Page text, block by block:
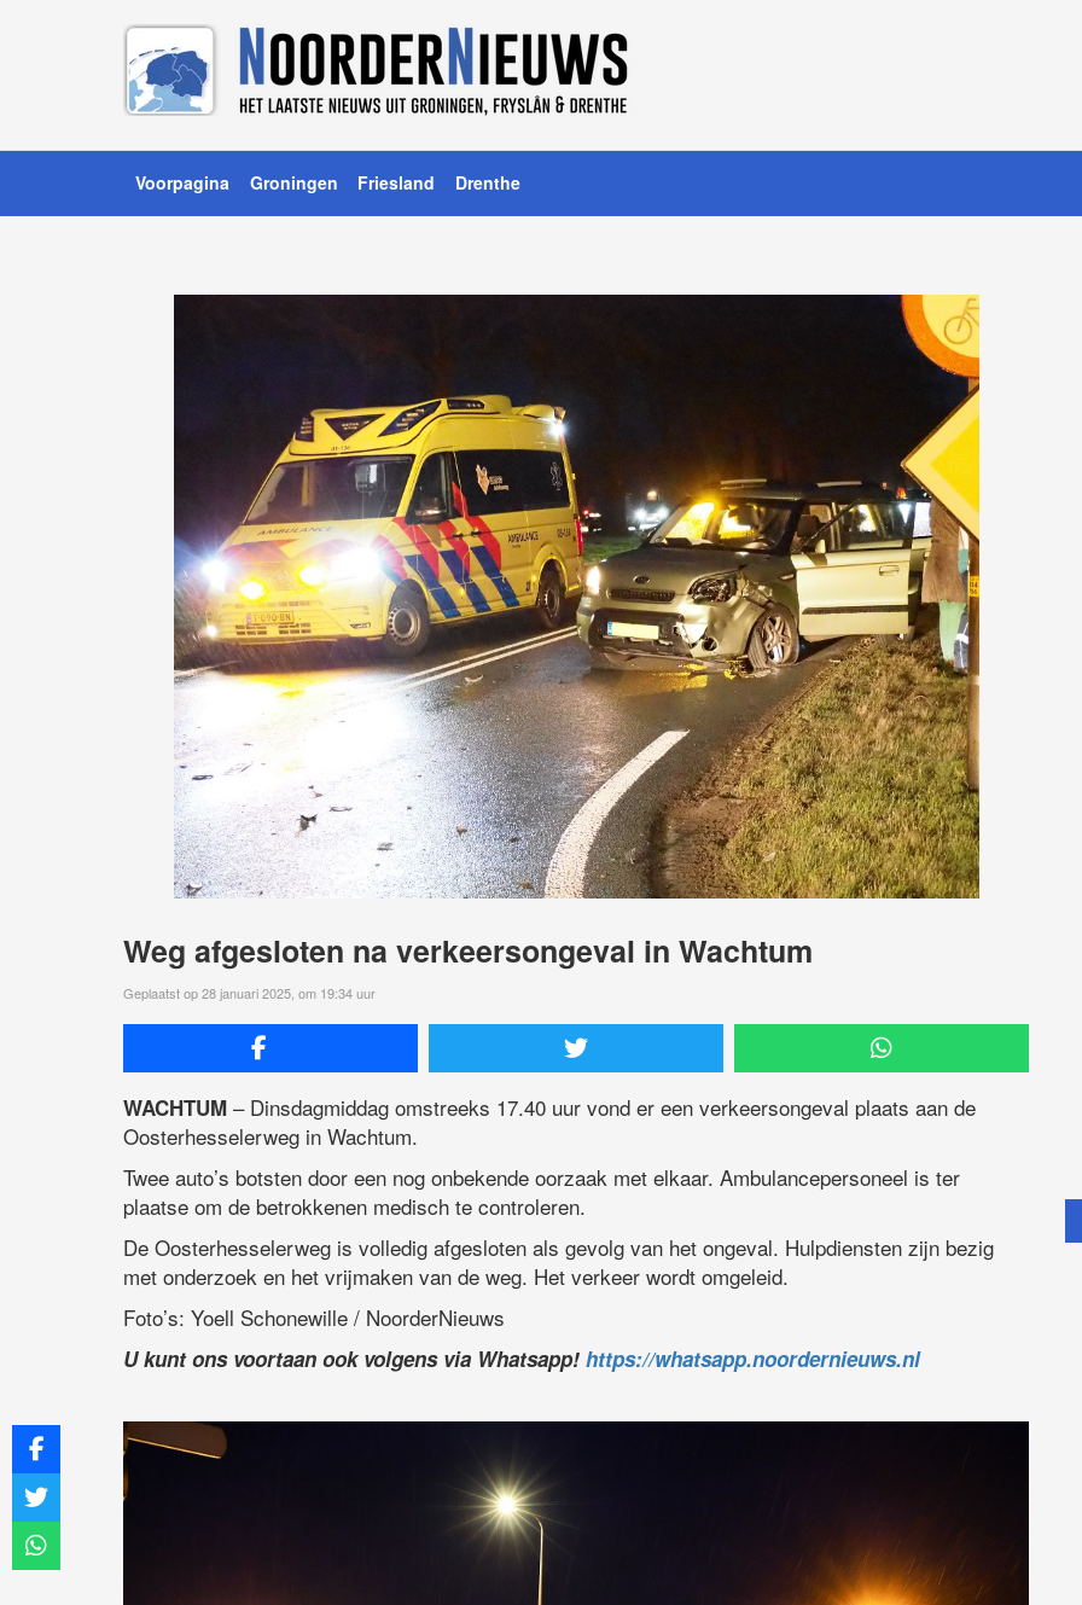
Voorpagina Groningen Friesland Drenthe
Weg afgesloten na verkeersongeval in Wachtum
Geplaatst op 28 januari 2025, om 19:34 uur
WACHTUM – Dinsdagmiddag omstreeks 17.40 uur vond er een verkeersongeval plaats aan de
Oosterhesselerweg in Wachtum.
Twee auto’s botsten door een nog onbekende oorzaak met elkaar. Ambulancepersoneel is ter
plaatse om de betrokkenen medisch te controleren.
De Oosterhesselerweg is volledig afgesloten als gevolg van het ongeval. Hulpdiensten zijn bezig
met onderzoek en het vrijmaken van de weg. Het verkeer wordt omgeleid.
Foto’s: Yoell Schonewille / NoorderNieuws
U kunt ons voortaan ook volgens via Whatsapp! https://whatsapp.noordernieuws.nl